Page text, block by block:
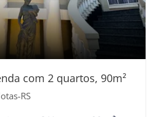
com 2 quartos, 90m²
RS